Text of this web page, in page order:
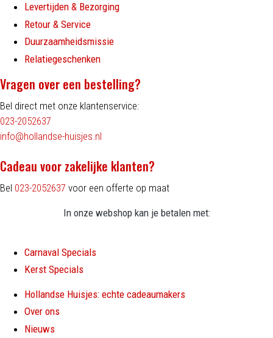
Levertijden & Bezorging
Retour & Service
Duurzaamheidsmissie
Relatiegeschenken
Vragen over een bestelling?
Bel direct met onze klantenservice:
023-2052637
info@hollandse-huisjes.nl
Cadeau voor zakelijke klanten?
Bel 023-2052637 voor een offerte op maat
In onze webshop kan je betalen met:
Carnaval Specials
Kerst Specials
Hollandse Huisjes: echte cadeaumakers
Over ons
Nieuws